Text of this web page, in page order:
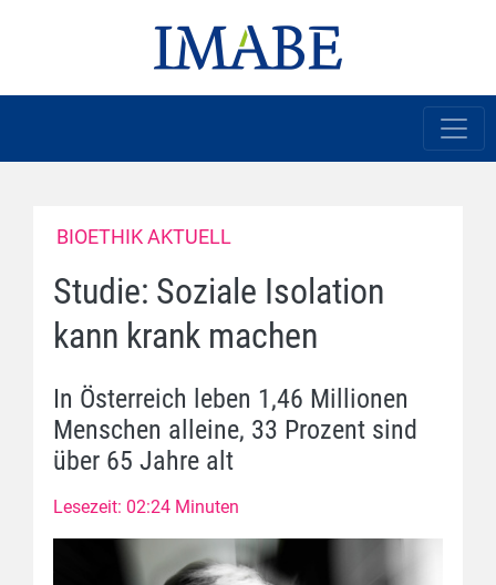
BIOETHIK AKTUELL
Studie: Soziale Isolation
kann krank machen
In Österreich leben 1,46 Millionen
Menschen alleine, 33 Prozent sind
über 65 Jahre alt
Lesezeit: 02:24 Minuten